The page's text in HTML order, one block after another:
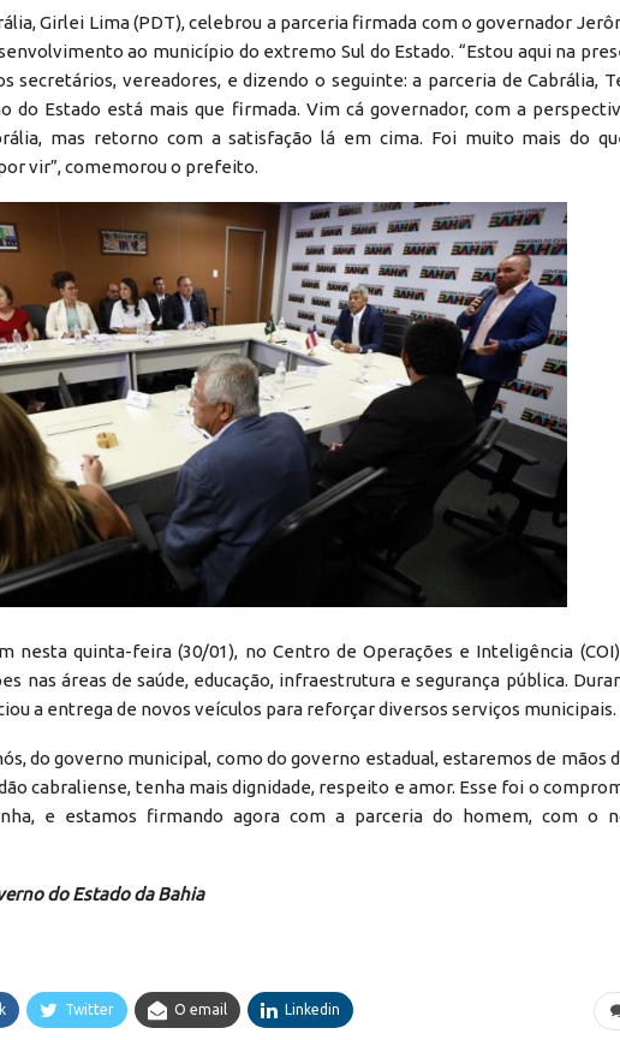
Girlei Lima (PDT), celebrou a parceria firmada com o governador
ao município do extremo Sul do Estado. “Estou aqui na
secretários, vereadores, e dizendo o seguinte: a parceria de Cabrália,
do Estado está mais que firmada. Vim cá governador, com a
mas retorno com a satisfação lá em cima. Foi muito mais do
vir”, comemorou o prefeito.
nesta quinta-feira (30/01), no Centro de Operações e Inteligência
nas áreas de saúde, educação, infraestrutura e segurança pública.
a entrega de novos veículos para reforçar diversos serviços municipais.
do governo municipal, como do governo estadual, estaremos de mãos
cabraliense, tenha mais dignidade, respeito e amor. Esse foi o
e estamos firmando agora com a parceria do homem, com o
do Estado da Bahia
Twitter O email Linkedin